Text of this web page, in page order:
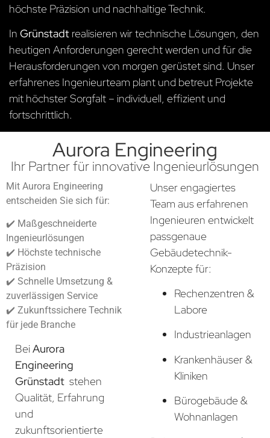
höchste Präzision und nachhaltige Technik.
In Grünstadt realisieren wir technische Lösungen, den
heutigen Anforderungen gerecht werden und für die
Herausforderungen von morgen gerüstet sind. Unser
erfahrenes Ingenieurteam plant und betreut Projekte
mit höchster Sorgfalt – individuell, effizient und
fortschrittlich.
Aurora Engineering
Ihr Partner für innovative Ingenieurlösungen
Mit Aurora Engineering
entscheiden Sie sich für:
✔️ Maßgeschneiderte
Ingenieurlösungen
✔️ Höchste technische
Präzision
✔️ Schnelle Umsetzung &
zuverlässigen Service
✔️ Zukunftssichere Technik
für jede Branche
BeiAurora
Engineering
Grünstadt stehen
Qualität, Erfahrung
und
zukunftsorientierte
Unser engagiertes
Team aus erfahrenen
Ingenieuren entwickelt
passgenaue
Gebäudetechnik-
Konzepte für:
Rechenzentren &
Labore
Industrieanlagen
Krankenhäuser &
Kliniken
Bürogebäude &
Wohnanlagen